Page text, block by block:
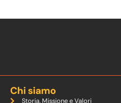
Chi siamo
Storia, Missione e Valori